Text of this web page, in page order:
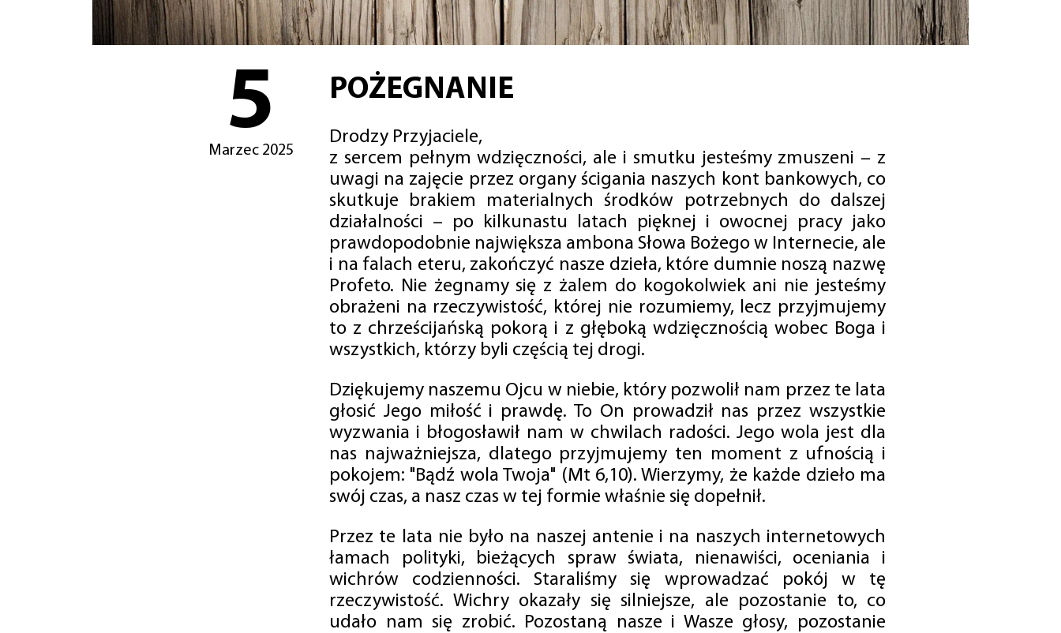
5
Marzec 2025
POŻEGNANIE
Drodzy Przyjaciele,
z sercem pełnym wdzięczności, ale i smutku jesteśmy zmuszeni – z
uwagi na zajęcie przez organy ścigania naszych kont bankowych, co
skutkuje brakiem materialnych środków potrzebnych do dalszej
działalności – po kilkunastu latach pięknej i owocnej pracy jako
prawdopodobnie największa ambona Słowa Bożego w Internecie, ale
i na falach eteru, zakończyć nasze dzieła, które dumnie noszą nazwę
Profeto. Nie żegnamy się z żalem do kogokolwiek ani nie jesteśmy
obrażeni na rzeczywistość, której nie rozumiemy, lecz przyjmujemy
to z chrześcijańską pokorą i z głęboką wdzięcznością wobec Boga i
wszystkich, którzy byli częścią tej drogi.
Dziękujemy naszemu Ojcu w niebie, który pozwolił nam przez te lata
głosić Jego miłość i prawdę. To On prowadził nas przez wszystkie
wyzwania i błogosławił nam w chwilach radości. Jego wola jest dla
nas najważniejsza, dlatego przyjmujemy ten moment z ufnością i
pokojem: "Bądź wola Twoja" (Mt 6,10). Wierzymy, że każde dzieło ma
swój czas, a nasz czas w tej formie właśnie się dopełnił.
Przez te lata nie było na naszej antenie i na naszych internetowych
łamach polityki, bieżących spraw świata, nienawiści, oceniania i
wichrów codzienności. Staraliśmy się wprowadzać pokój w tę
rzeczywistość. Wichry okazały się silniejsze, ale pozostanie to, co
udało nam się zrobić. Pozostaną nasze i Wasze głosy, pozostanie